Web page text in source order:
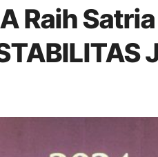
Raih